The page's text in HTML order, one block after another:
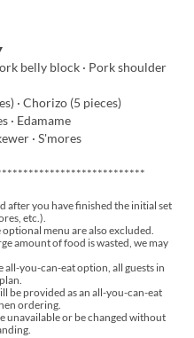
belly block · Pork shoulder
· Chorizo (5 pieces)
· Edamame
· S'mores
after you have finished the initial set
etc.).
menu are also excluded.
amount of food is wasted, we may
you-can-eat option, all guests in
be provided as an all-you-can-eat
ordering.
unavailable or be changed without